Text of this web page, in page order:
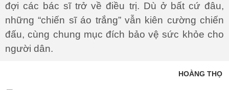
đợi các bác sĩ trở về điều trị. Dù ở bất cứ đâu,
những “chiến sĩ áo trắng” vẫn kiên cường chiến
đấu, cùng chung mục đích bảo vệ sức khỏe cho
người dân.
HOÀNG THỌ